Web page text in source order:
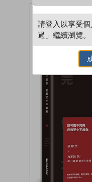
請登入以享受
過」繼續瀏覽。